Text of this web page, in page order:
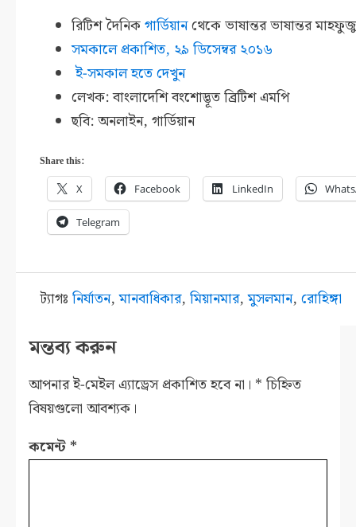
রিটিশ দৈনিকগার্ডিয়ানথেকে ভাষান্তর ভাষান্তর
সমকালে প্রকাশিত, ২৯ ডিসেম্বর২০১৬
ই-সমকাল হতে দেখুন
লেখক: বাংলাদেশি বংশোদ্ভূত ব্রিটিশ এমপি
ছবি: অনলাইন, গার্ডিয়ান
Share this:
X Facebook LinkedIn
Telegram
ট্যাগঃ নির্যাতন,মানবাধিকার, মিয়ানমার,মুসলমান, রোহিঙ্গা
মন্তব্য করুন
আপনার ই-মেইল এ্যাড্রেস প্রকাশিত হবে না। * চিহ্নিত
বিষয়গুলো আবশ্যক।
কমেন্ট *